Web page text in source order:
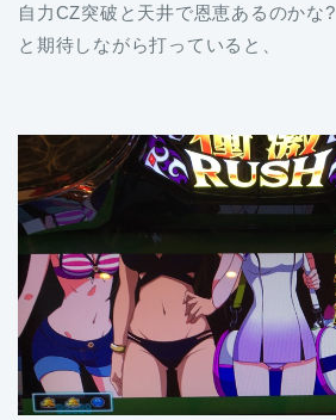
自力CZ突破と天井で恩恵あるのかな?
と期待しながら打っていると、